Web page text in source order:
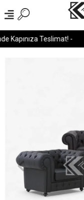
Kapınıza Teslimat! -